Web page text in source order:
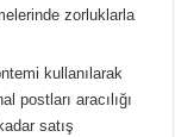
zorluklarla
kullanılarak
postları aracılığı
satış